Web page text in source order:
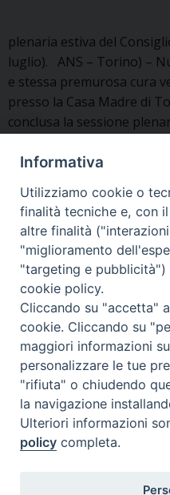
plenaria estiva del
luglio). ANS – Torino) –
e stessa premurosa cura
presso la Casa Madre di
conclusa la sessione
readingLe
del
Consiglio
Generale
nell’ultima
sessione
plenaria
estiva
»
Insieme - settembre 2022
« Pagina precedente
Ispettoria Salesiana Sicula
Via Cifali 5-7
95123 Catania - Italia
Responsabile protezione dati:
Informativa
Utilizziamo cookie o
finalità tecniche e, con
altre finalità
"miglioramento
"targeting e
cookie policy.
Cliccando su "accetta"
cookie. Cliccando su
maggiori informazioni
personalizzare le tue
"rifiuta" o chiudendo
la navigazione
Ulteriori informazioni
policy completa.